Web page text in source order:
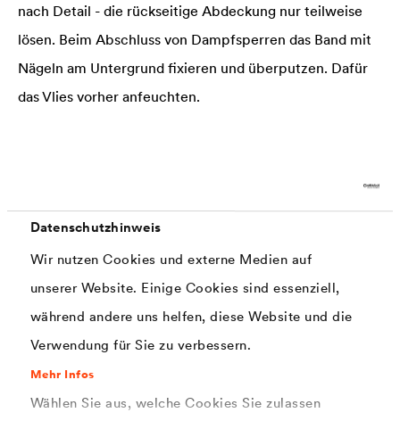
Datenschutzhinweis
Wir nutzen Cookies und externe Medien auf
unserer Website. Einige Cookies sind essenziell,
während andere uns helfen, diese Website und die
Verwendung für Sie zu verbessern.
Mehr Infos
Wählen Sie aus, welche Cookies Sie zulassen
nach Detail - die rückseitige Abdeckung nur teilweise
lösen. Beim Abschluss von Dampfsperren das Band mit
Nägeln am Untergrund fixieren und überputzen. Dafür
das Vlies vorher anfeuchten.
Anwendungen von
DELTA ®